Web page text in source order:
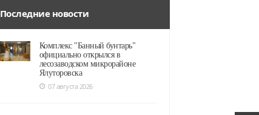
Последние новости
Комплекс "Банный бунтарь"
официально открылся в
лесозаводском микрорайоне
Ялуторовска
07 августа 2026